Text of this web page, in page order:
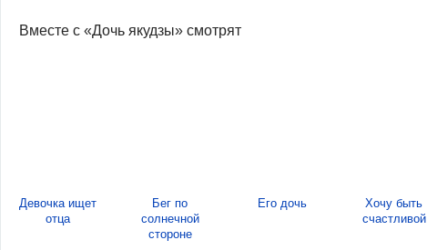
Вместе с «Дочь якудзы» смотрят
Девочка ищет
отца
Бег по
солнечной
стороне
Его дочь
Хочу быть
счастливой